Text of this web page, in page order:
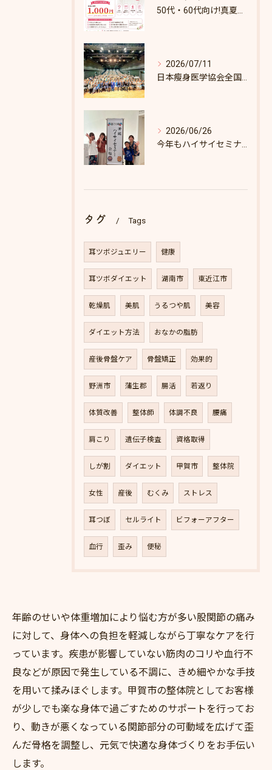
2026/07/11
2026/06/26
タグ Tags
耳ツボジュエリー 健康
耳ツボダイエット 湖南市 東近江市
乾燥肌 美肌 うるつや肌 美容
ダイエット方法 おなかの脂肪
産後骨盤ケア 骨盤矯正 効果的
野洲市 蒲生郡 腸活 若返り
体質改善 整体師 体調不良 腰痛
肩こり 遺伝子検査 資格取得
しが割 ダイエット 甲賀市 整体院
女性 産後 むくみ ストレス
耳つぼ セルライト ビフォーアフター
血行 歪み 便秘
年齢のせいや体重増加により悩む方が多い股関節の痛み
に対して、身体への負担を軽減しながら丁寧なケアを行
っています。疾患が影響していない筋肉のコリや血行不
良などが原因で発生している不調に、きめ細やかな手技
を用いて揉みほぐします。甲賀市の整体院としてお客様
が少しでも楽な身体で過ごすためのサポートを行ってお
り、動きが悪くなっている関節部分の可動域を広げて歪
んだ骨格を調整し、元気で快適な身体づくりをお手伝い
します。